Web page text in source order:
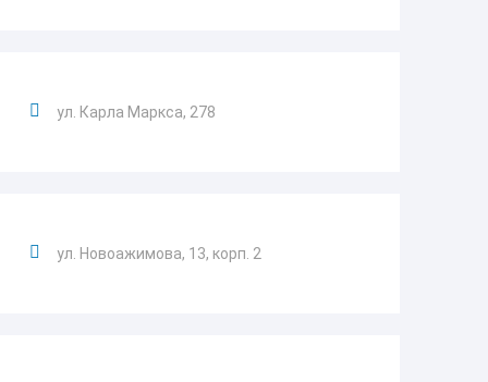
ул. Карла Маркса, 278
ул. Новоажимова, 13, корп. 2